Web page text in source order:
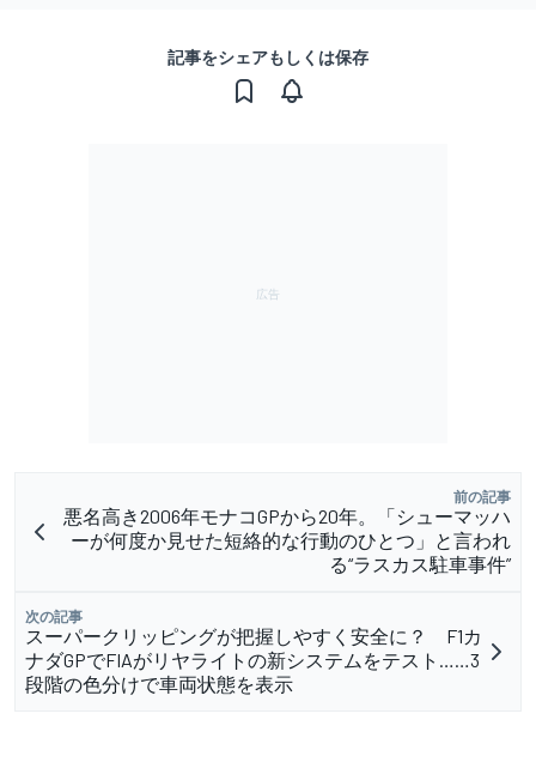
記事をシェアもしくは保存
前の記事
悪名高き2006年モナコGPから20年。「シューマッハ
ーが何度か見せた短絡的な行動のひとつ」と言われ
る“ラスカス駐車事件”
次の記事
スーパークリッピングが把握しやすく安全に？ F1カ
ナダGPでFIAがリヤライトの新システムをテスト……3
段階の色分けで車両状態を表示